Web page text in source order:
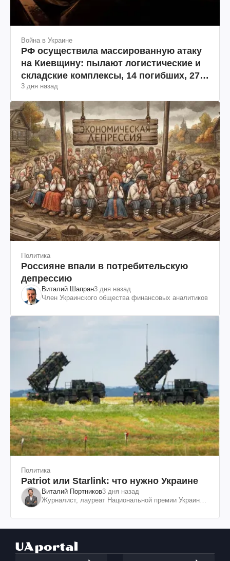
Война в Украине
РФ осуществила массированную атаку
на Киевщину: пылают логистические и
складские комплексы, 14 погибших, 27
раненых (фото, видео)
3 дня назад
Политика
Россияне впали в потребительскую
депрессию
Виталий Шапран3 дня назад
Член Украинского общества финансовых аналитиков
Политика
Patriot или Starlink: что нужно Украине
Виталий Портников3 дня назад
Журналист, лауреат Национальной премии Украины